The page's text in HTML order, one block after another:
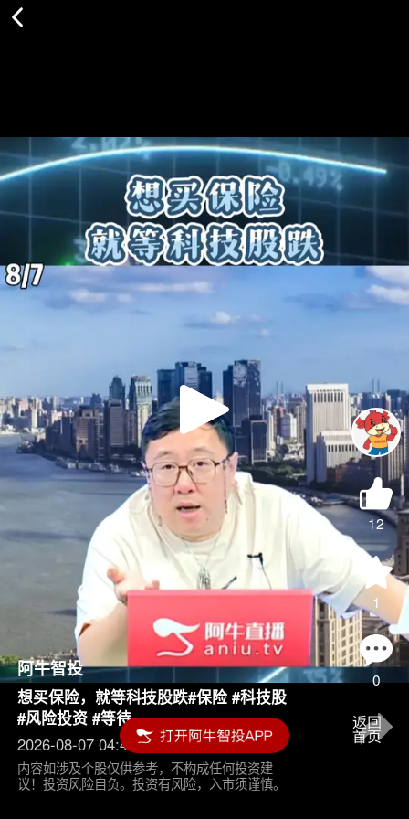
Play
Video
12
1
0
阿牛智投
想买保险，就等科技股跌#保险 #科技股
#风险投资 #等待
2026-08-07 04:45
内容如涉及个股仅供参考，不构成任何投资建
议！投资风险自负。投资有风险，入市须谨慎。